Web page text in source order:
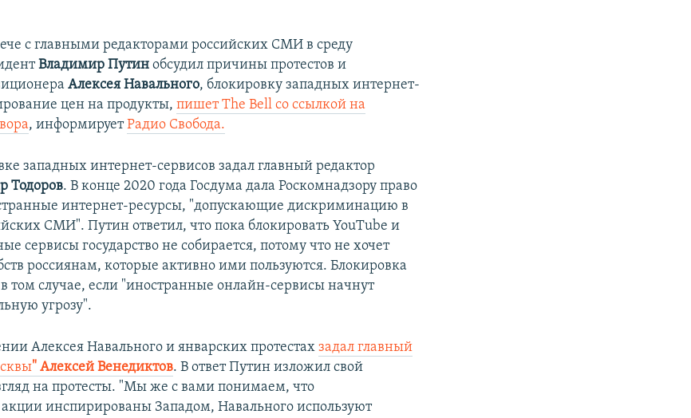
с главными редакторами российских СМИ в среду
Владимир Путинобсудил причины протестов и
Алексея Навального, блокировку западных интернет-
цен на продукты,пишет The Bell со ссылкой на
, информируетРадио Свобода.
западных интернет-сервисов задал главный редактор
Тодоров. В конце 2020 года Госдума дала Роскомнадзору право
интернет-ресурсы, "допускающие дискриминацию в
СМИ". Путин ответил, что пока блокировать YouTube и
сервисы государство не собирается, потому что не хочет
россиянам, которые активно ими пользуются. Блокировка
том случае, если "иностранные онлайн-сервисы начнут
угрозу".
Алексея Навального и январских протестахзадал главный
" Алексей Венедиктов. В ответ Путин изложил свой
на протесты. "Мы же с вами понимаем, что
акции инспирированы Западом, Навального используют